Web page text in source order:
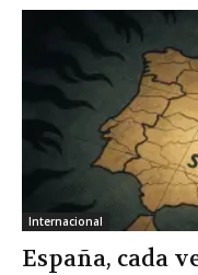
Internacional
España, cada